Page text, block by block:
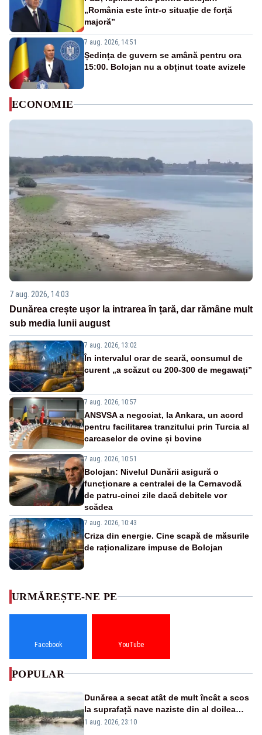
„România este într-o situație de forță
majoră”
7 aug. 2026, 14:51
Ședința de guvern se amână pentru ora
15:00. Bolojan nu a obținut toate avizele
ECONOMIE
7 aug. 2026, 14:03
Dunărea crește ușor la intrarea în țară, dar rămâne mult
sub media lunii august
7 aug. 2026, 13:02
În intervalul orar de seară, consumul de
curent „a scăzut cu 200-300 de megawați”
7 aug. 2026, 10:57
ANSVSA a negociat, la Ankara, un acord
pentru facilitarea tranzitului prin Turcia al
carcaselor de ovine și bovine
7 aug. 2026, 10:51
Bolojan: Nivelul Dunării asigură o
funcționare a centralei de la Cernavodă
de patru-cinci zile dacă debitele vor
scădea
7 aug. 2026, 10:43
Criza din energie. Cine scapă de măsurile
de raționalizare impuse de Bolojan
URMĂREȘTE-NE PE
Facebook YouTube
POPULAR
Dunărea a secat atât de mult încât a scos
la suprafață nave naziste din al doilea
război mondial
1 aug. 2026, 23:10